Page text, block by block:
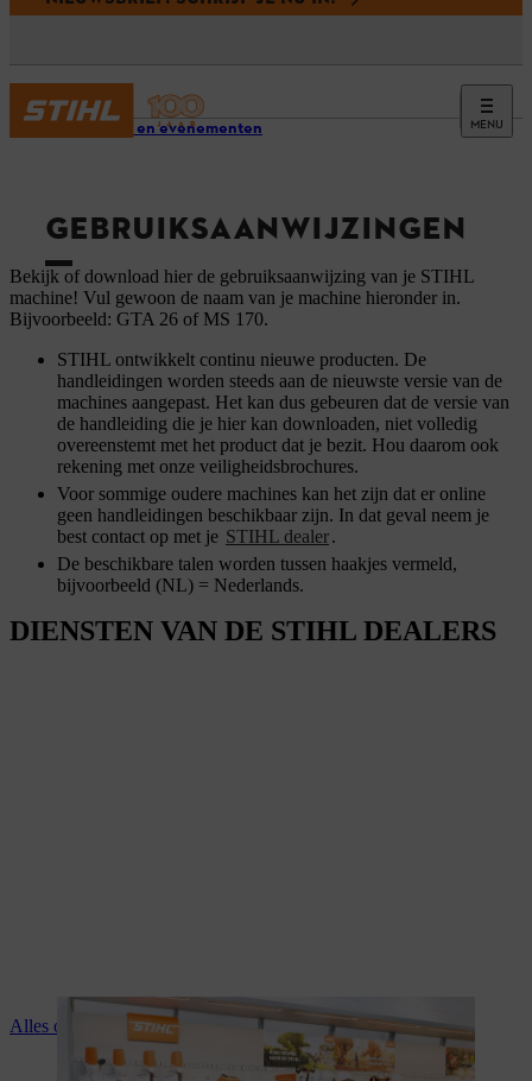
MENU
Service en evenementen
GEBRUIKSAANWIJZINGEN
Bekijk of download hier de gebruiksaanwijzing van je STIHL
machine! Vul gewoon de naam van je machine hieronder in.
Bijvoorbeeld: GTA 26 of MS 170.
STIHL ontwikkelt continu nieuwe producten. De
handleidingen worden steeds aan de nieuwste versie van de
machines aangepast. Het kan dus gebeuren dat de versie van
de handleiding die je hier kan downloaden, niet volledig
overeenstemt met het product dat je bezit. Hou daarom ook
rekening met onze veiligheidsbrochures.
Voor sommige oudere machines kan het zijn dat er online
geen handleidingen beschikbaar zijn. In dat geval neem je
best contact op met je STIHL dealer.
De beschikbare talen worden tussen haakjes vermeld,
bijvoorbeeld (NL) = Nederlands.
DIENSTEN VAN DE STIHL DEALERS
Alles over de diensten van je STIHL dealer